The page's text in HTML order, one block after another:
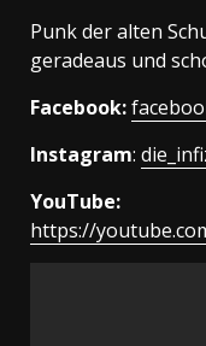
Punk der alten
geradeaus und
Facebook:
Instagram:
YouTube:
https://